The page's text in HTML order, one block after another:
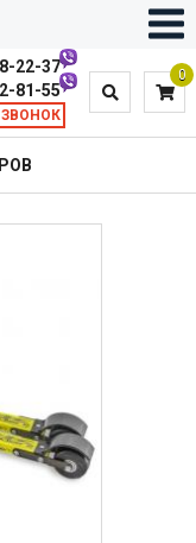
0
22-37
81-55